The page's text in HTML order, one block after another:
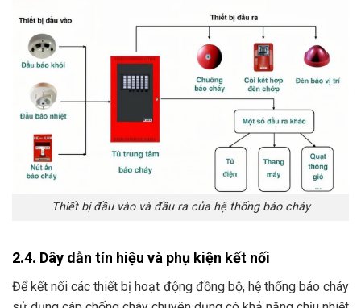
Thiết bị đầu vào và đầu ra của hệ thống báo cháy
2.4. Dây dẫn tín hiệu và phụ kiện kết nối
Để kết nối các thiết bị hoạt động đồng bộ, hệ thống báo cháy